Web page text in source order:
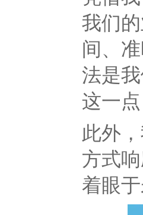
我们
间、
法是
这一
此外
方式
着眼